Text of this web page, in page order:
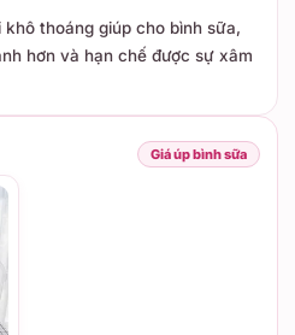
thoáng giúp cho bình sữa,
hơn và hạn chế được sự xâm
Giá úp bình sữa